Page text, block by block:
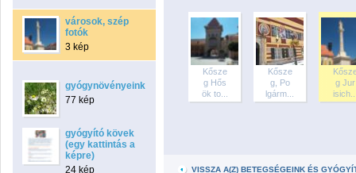
városok, szép
fotók
3 kép
gyógynövényeink
77 kép
gyógyító kövek
(egy kattintás a
képre)
24 kép
Kősze
g Hős
ök to...
Kősze
g, Po
lgárm...
g Jur
VISSZA A(Z) BETEGSÉGEINK ÉS